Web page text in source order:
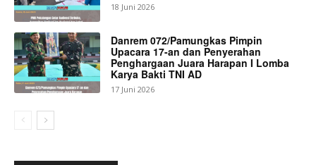
18 Juni 2026
Danrem 072/Pamungkas Pimpin
Upacara 17-an dan Penyerahan
Penghargaan Juara Harapan I Lomba
Karya Bakti TNI AD
17 Juni 2026